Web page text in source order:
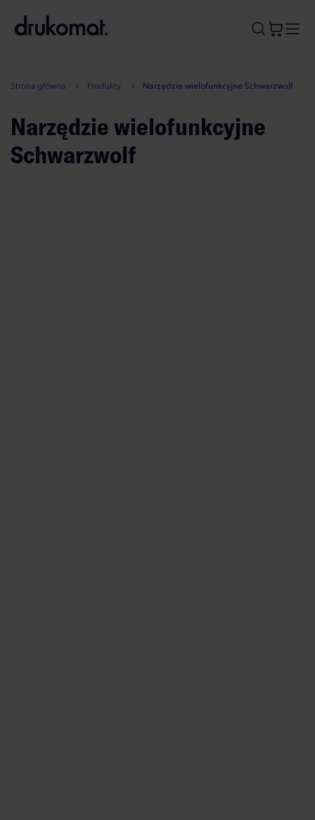
A
Strona główna Produkty Narzędzie wielofunkcyjne Schwarzwolf
Narzędzie wielofunkcyjne
Schwarzwolf